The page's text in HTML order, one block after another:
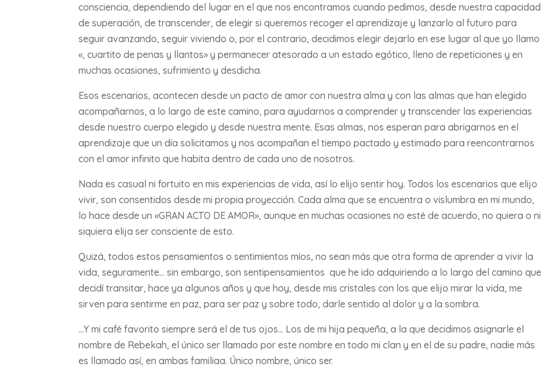
consciencia, dependiendo del lugar en el que nos encontramos cuando pedimos, desde nuestra capacidad
de superación, de transcender, de elegir si queremos recoger el aprendizaje y lanzarlo al futuro para
seguir avanzando, seguir viviendo o, por el contrario, decidimos elegir dejarlo en ese lugar al que yo llamo
«, cuartito de penas y llantos» y permanecer atesorado a un estado egótico, lleno de repeticiones y en
muchas ocasiones, sufrimiento y desdicha.
Esos escenarios, acontecen desde un pacto de amor con nuestra alma y con las almas que han elegido
acompañarnos, a lo largo de este camino, para ayudarnos a comprender y transcender las experiencias
desde nuestro cuerpo elegido y desde nuestra mente. Esas almas, nos esperan para abrigarnos en el
aprendizaje que un día solicitamos y nos acompañan el tiempo pactado y estimado para reencontrarnos
con el amor infinito que habita dentro de cada uno de nosotros.
Nada es casual ni fortuito en mis experiencias de vida, así lo elijo sentir hoy. Todos los escenarios que elijo
vivir, son consentidos desde mi propia proyección. Cada alma que se encuentra o vislumbra en mi mundo,
lo hace desde un «GRAN ACTO DE AMOR», aunque en muchas ocasiones no esté de acuerdo, no quiera o ni
siquiera elija ser consciente de esto.
Quizá, todos estos pensamientos o sentimientos míos, no sean más que otra forma de aprender a vivir la
vida, seguramente… sin embargo, son sentipensamientos que he ido adquiriendo a lo largo del camino que
decidí transitar, hace ya algunos años y que hoy, desde mis cristales con los que elijo mirar la vida, me
sirven para sentirme en paz, para ser paz y sobre todo, darle sentido al dolor y a la sombra.
…Y mi café favorito siempre será el de tus ojos… Los de mi hija pequeña, a la que decidimos asignarle el
nombre de Rebekah, el único ser llamado por este nombre en todo mi clan y en el de su padre, nadie más
es llamado así, en ambas familiaa. Único nombre, único ser.